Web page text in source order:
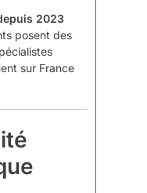
2023
posent des
sur France